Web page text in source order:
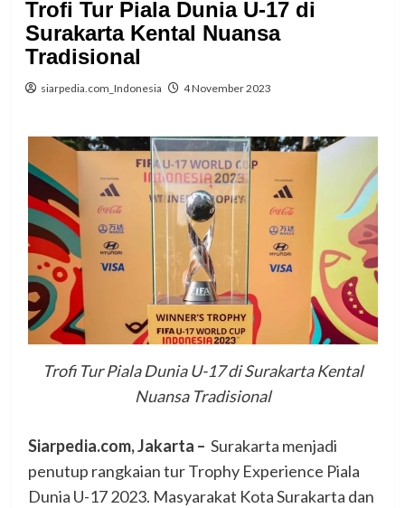
Trofi Tur Piala Dunia U-17 di
Surakarta Kental Nuansa
Tradisional
siarpedia.com_Indonesia 4 November 2023
Trofi Tur Piala Dunia U-17 di Surakarta Kental
Nuansa Tradisional
Siarpedia.com, Jakarta – Surakarta menjadi
penutup rangkaian tur Trophy Experience Piala
Dunia U-17 2023. Masyarakat Kota Surakarta dan